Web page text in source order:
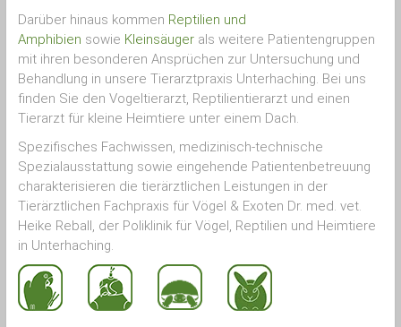
Darüber hinaus kommen Reptilien und
Amphibien sowie Kleinsäugerals weitere Patientengruppen
mit ihren besonderen Ansprüchen zur Untersuchung und
Behandlung in unsere Tierarztpraxis Unterhaching. Bei uns
finden Sie den Vogeltierarzt, Reptilientierarzt und einen
Tierarzt für kleine Heimtiere unter einem Dach.
Spezifisches Fachwissen, medizinisch-technische
Spezialausstattung sowie eingehende Patientenbetreuung
charakterisieren die tierärztlichen Leistungen in der
Tierärztlichen Fachpraxis für Vögel & Exoten Dr. med. vet.
Heike Reball, der Poliklinik für Vögel, Reptilien und Heimtiere
in Unterhaching.